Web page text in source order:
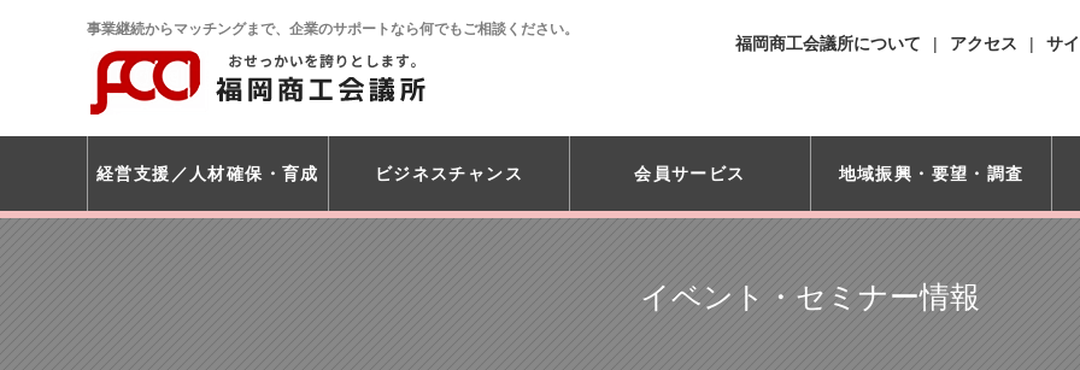
事業継続からマッチングまで、企業のサポートなら何でもご相談ください。
福岡商工会議所について アクセス サ
経営支援 人材確保・育成 ビジネスチャンス 会員サービス 地域振興・ 要望・調査
イベント・セミナー情報